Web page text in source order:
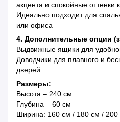
акцента и спокойные оттенки
Идеально подходит для
или офиса
4. Дополнительные опции
Выдвижные ящики для
Доводчики для плавного и
дверей
Размеры:
Высота – 240 см
Глубина – 60 см
Ширина: 160 см / 180 см / 200